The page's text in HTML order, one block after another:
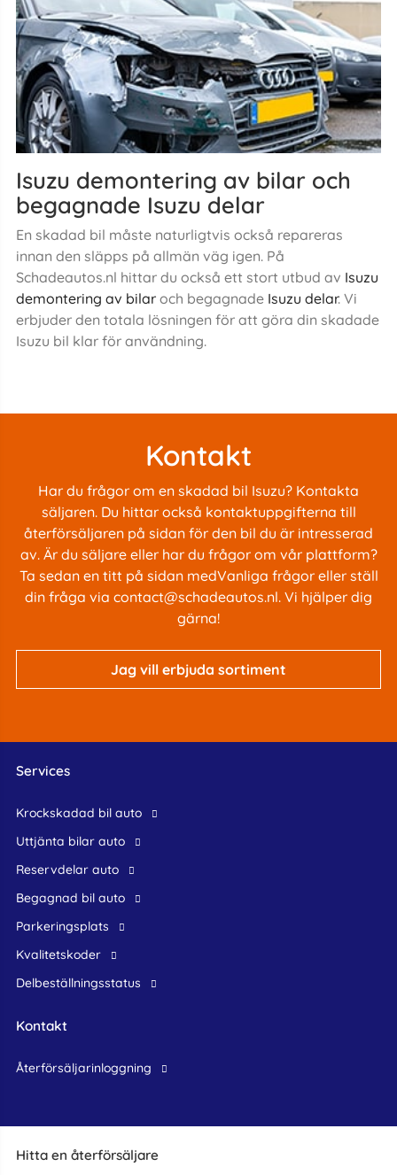
Isuzu demontering av bilar och
begagnade Isuzu delar
En skadad bil måste naturligtvis också repareras
innan den släpps på allmän väg igen. På
Schadeautos.nl hittar du också ett stort utbud av Isuzu
demontering av bilaroch begagnade Isuzu delar. Vi
erbjuder den totala lösningen för att göra din skadade
Isuzu bil klar för användning.
Kontakt
Har du frågor om en skadad bil Isuzu? Kontakta
säljaren. Du hittar också kontaktuppgifterna till
återförsäljaren på sidan för den bil du är intresserad
av. Är du säljare eller har du frågor om vår plattform?
Ta sedan en titt på sidan medVanliga frågoreller ställ
din fråga via contact@schadeautos.nl. Vi hjälper dig
gärna!
Jag vill erbjuda sortiment
Hitta en återförsäljare
Services
krockskadad bil auto
Uttjänta bilar auto
reservdelar auto
begagnad bil auto
Parkeringsplats
Kvalitetskoder
Delbeställningsstatus
Kontakt
återförsäljarinloggning